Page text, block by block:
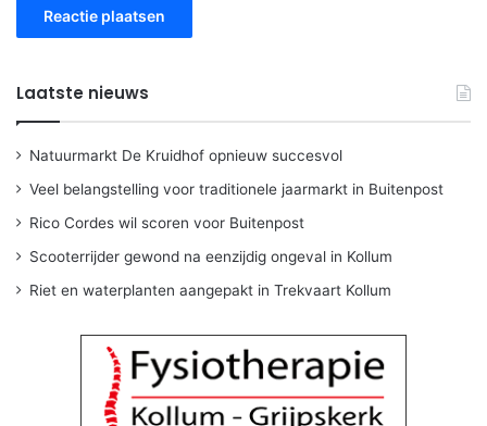
Laatste nieuws
Natuurmarkt De Kruidhof opnieuw succesvol
Veel belangstelling voor traditionele jaarmarkt in Buitenpost
Rico Cordes wil scoren voor Buitenpost
Scooterrijder gewond na eenzijdig ongeval in Kollum
Riet en waterplanten aangepakt in Trekvaart Kollum